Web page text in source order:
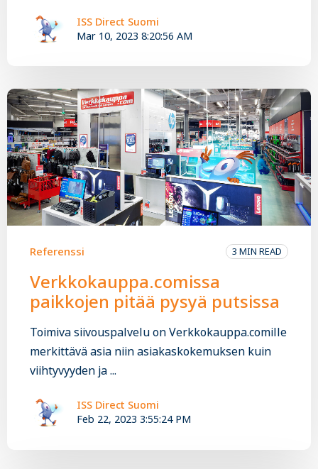
ISS Direct Suomi
Mar 10, 2023 8:20:56 AM
Referenssi 3 MIN READ
Verkkokauppa.comissa
paikkojen pitää pysyä putsissa
Toimiva siivouspalvelu on Verkkokauppa.comille
merkittävä asia niin asiakaskokemuksen kuin
viihtyvyyden ja ...
ISS Direct Suomi
Feb 22, 2023 3:55:24 PM